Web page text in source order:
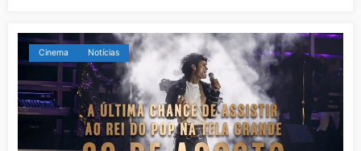
Cinema Notícias